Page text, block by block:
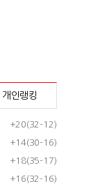
개인랭킹
+20(32-12)
+14(30-16)
+18(35-17)
+16(32-16)